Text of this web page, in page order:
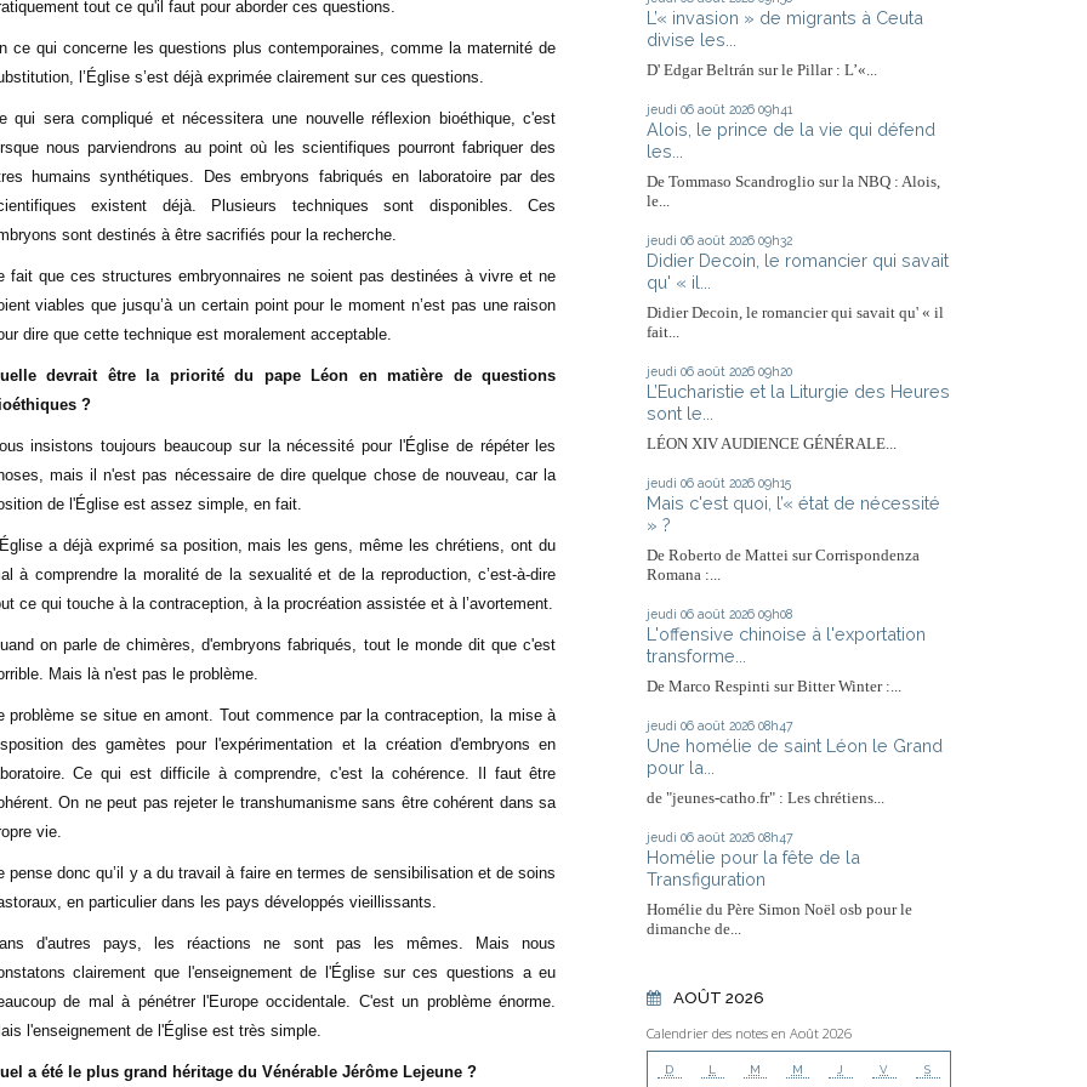
tout ce qu'il faut pour aborder ces questions.
ce qui concerne les questions plus contemporaines, comme la maternité de
l’Église s’est déjà exprimée clairement sur ces questions.
qui sera compliqué et nécessitera une nouvelle réflexion bioéthique, c'est
nous parviendrons au point où les scientifiques pourront fabriquer des
humains synthétiques. Des embryons fabriqués en laboratoire par des
existent déjà. Plusieurs techniques sont disponibles. Ces
sont destinés à être sacrifiés pour la recherche.
fait que ces structures embryonnaires ne soient pas destinées à vivre et ne
viables que jusqu’à un certain point pour le moment n’est pas une raison
dire que cette technique est moralement acceptable.
devrait être la priorité du pape Léon en matière de questions
?
insistons toujours beaucoup sur la nécessité pour l'Église de répéter les
mais il n'est pas nécessaire de dire quelque chose de nouveau, car la
de l'Église est assez simple, en fait.
a déjà exprimé sa position, mais les gens, même les chrétiens, ont du
à comprendre la moralité de la sexualité et de la reproduction, c’est-à-dire
ce qui touche à la contraception, à la procréation assistée et à l’avortement.
on parle de chimères, d'embryons fabriqués, tout le monde dit que c'est
Mais là n'est pas le problème.
problème se situe en amont. Tout commence par la contraception, la mise à
des gamètes pour l'expérimentation et la création d'embryons en
Ce qui est difficile à comprendre, c'est la cohérence. Il faut être
On ne peut pas rejeter le transhumanisme sans être cohérent dans sa
vie.
pense donc qu’il y a du travail à faire en termes de sensibilisation et de soins
en particulier dans les pays développés vieillissants.
d'autres pays, les réactions ne sont pas les mêmes. Mais nous
clairement que l'enseignement de l'Église sur ces questions a eu
de mal à pénétrer l'Europe occidentale. C'est un problème énorme.
l'enseignement de l'Église est très simple.
a été le plus grand héritage du Vénérable Jérôme Lejeune ?
L’« invasion » de migrants à Ceuta
divise les...
D' Edgar Beltrán sur le Pillar : L’«...
jeudi 06 août 2026 09h41
Alois, le prince de la vie qui défend
les...
De Tommaso Scandroglio sur la NBQ : Alois,
le...
jeudi 06 août 2026 09h32
Didier Decoin, le romancier qui savait
qu' « il...
Didier Decoin, le romancier qui savait qu' « il
fait...
jeudi 06 août 2026 09h20
L’Eucharistie et la Liturgie des Heures
sont le...
LÉON XIV AUDIENCE GÉNÉRALE...
jeudi 06 août 2026 09h15
Mais c'est quoi, l’« état de nécessité
» ?
De Roberto de Mattei sur Corrispondenza
Romana :...
jeudi 06 août 2026 09h08
L'offensive chinoise à l'exportation
transforme...
De Marco Respinti sur Bitter Winter :...
jeudi 06 août 2026 08h47
Une homélie de saint Léon le Grand
pour la...
de "jeunes-catho.fr" : Les chrétiens...
jeudi 06 août 2026 08h47
Homélie pour la fête de la
Transfiguration
Homélie du Père Simon Noël osb pour le
dimanche de...
AOÛT 2026
Calendrier des notes en Août 2026
D L M M J V S